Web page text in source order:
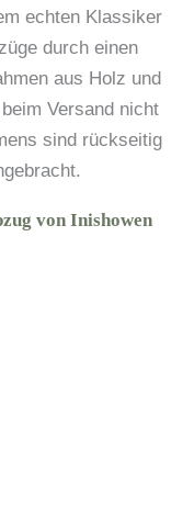
echten Klassiker
durch einen
aus Holz und
Versand nicht
sind rückseitig
von Inishowen